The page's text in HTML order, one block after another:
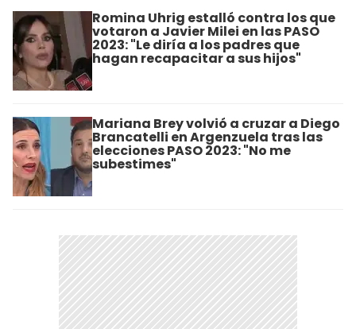
Romina Uhrig estalló contra los que
votaron a Javier Milei en las PASO
2023: "Le diría a los padres que
hagan recapacitar a sus hijos"
Mariana Brey volvió a cruzar a Diego
Brancatelli en Argenzuela tras las
elecciones PASO 2023: "No me
subestimes"